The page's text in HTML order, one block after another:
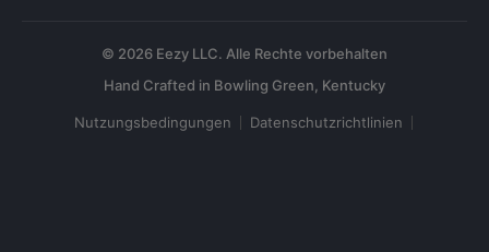
© 2026 Eezy LLC. Alle Rechte vorbehalten
Nutzungsbedingungen Datenschutzrichtlinien